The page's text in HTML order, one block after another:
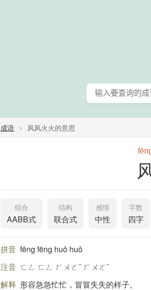
成语 风风火火的意思
组合
AABB式
结构
联合式
感情
中性
字数
四字
拼音 fēng fēng huǒ huǒ
注音 ㄈㄥ ㄈㄥ ㄏㄨㄛˇ ㄏㄨㄛˇ
解释 形容急急忙忙，冒冒失失的样子。